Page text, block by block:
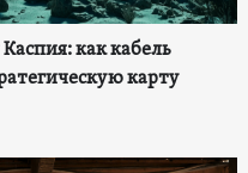
как кабель
карту